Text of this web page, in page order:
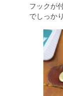
フックが
でしっか